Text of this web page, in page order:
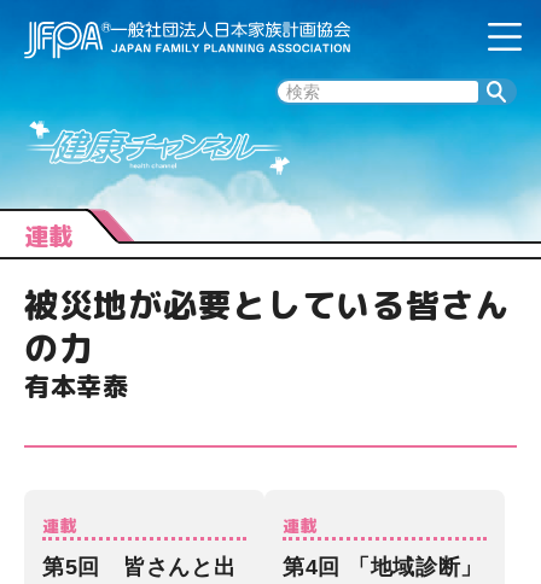
連載
被災地が必要としている皆さん
の力
有本幸泰
連載
第5回 皆さんと出
連載
第4回 「地域診断」